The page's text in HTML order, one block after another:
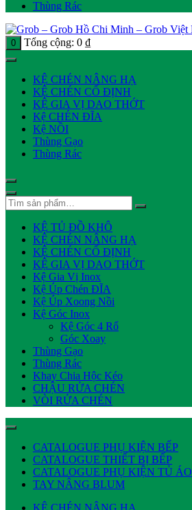
Thùng Rác
0 Tổng cộng: 0 ₫
KỆ CHÉN NÂNG HẠ
KỆ CHÉN CỐ ĐỊNH
KỆ GIA VỊ DAO THỚT
Kệ CHÉN ĐĨA
Kệ NỒI
Thùng Gạo
Thùng Rác
KỆ TỦ ĐỒ KHÔ
KỆ CHÉN NÂNG HẠ
KỆ CHÉN CỐ ĐỊNH
KỆ GIA VỊ DAO THỚT
Kệ Gia Vị Inox
Kệ Úp Chén ĐĨA
Kệ Úp Xoong Nồi
Kệ Góc Inox
Kệ Góc 4 Rổ
Góc Xoay
Thùng Gạo
Thùng Rác
Khay Chia Hộc Kéo
CHẬU RỬA CHÉN
VÒI RỬA CHÉN
CATALOGUE PHỤ KIỆN BẾP
CATALOGUE THIẾT BỊ BẾP
CATALOGUE PHỤ KIỆN TỦ ÁO
TAY NÂNG BLUM
KỆ CHÉN NÂNG HẠ